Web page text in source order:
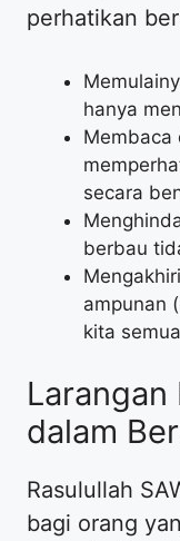
perhatikan
hanya
Membaca
secara
berbau
ampunan
kita
Larangan
dalam
Rasulullah
bagi orang